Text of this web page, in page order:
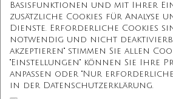
Kostenlose Geschenkbox
Kostenlose Gravur
Unbegrenzte Redesign
ÜBER UNS
Basisfunktionen und mit Ihrer
zusätzliche Cookies für Analyse
Dienste. Erforderliche Cookies
notwendig und nicht
akzeptieren" stimmen Sie allen
"Einstellungen" können Sie Ihre
anpassen oder "Nur
in der Datenschutzerklärung.